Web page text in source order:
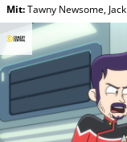
Mit:Tawny Newsome,